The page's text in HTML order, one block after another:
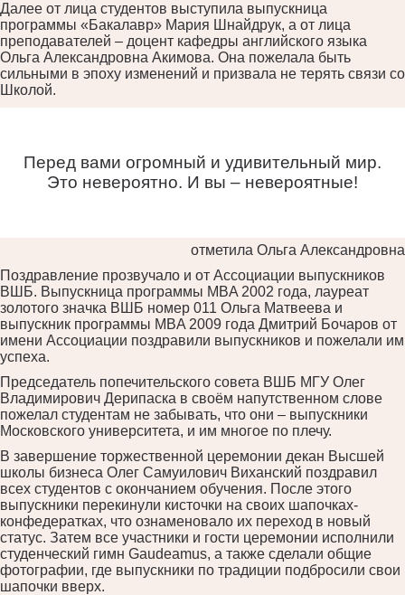
Далее от лица студентов выступила выпускница
программы «Бакалавр» Мария Шнайдрук, а от лица
преподавателей – доцент кафедры английского языка
Ольга Александровна Акимова. Она пожелала быть
сильными в эпоху изменений и призвала не терять связи со
Школой.
Перед вами огромный и удивительный мир.
Это невероятно. И вы – невероятные!
отметила Ольга Александровна
Поздравление прозвучало и от Ассоциации выпускников
ВШБ. Выпускница программы MBA 2002 года, лауреат
золотого значка ВШБ номер 011 Ольга Матвеева и
выпускник программы MBA 2009 года Дмитрий Бочаров от
имени Ассоциации поздравили выпускников и пожелали им
успеха.
Председатель попечительского совета ВШБ МГУ Олег
Владимирович Дерипаска в своём напутственном слове
пожелал студентам не забывать, что они – выпускники
Московского университета, и им многое по плечу.
В завершение торжественной церемонии декан Высшей
школы бизнеса Олег Самуилович Виханский поздравил
всех студентов с окончанием обучения. После этого
выпускники перекинули кисточки на своих шапочках-
конфедератках, что ознаменовало их переход в новый
статус. Затем все участники и гости церемонии исполнили
студенческий гимн Gaudeamus, а также сделали общие
фотографии, где выпускники по традиции подбросили свои
шапочки вверх.